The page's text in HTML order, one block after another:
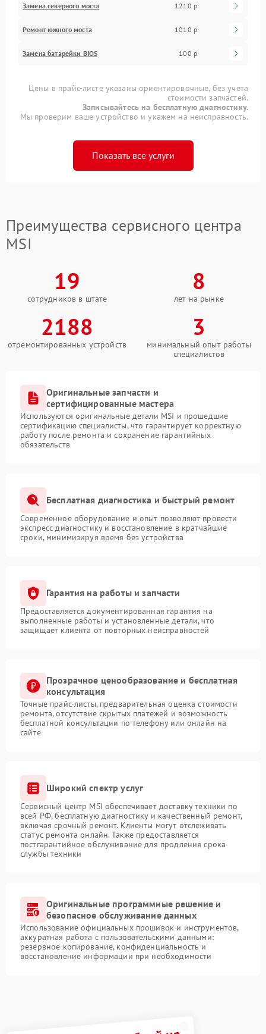
Замена северного моста 1210 р
Ремонт южного моста 1010 р
Замена батарейки BIOS 100 р
Цены в прайс-листе указаны ориентировочные, без учета
стоимости запчастей.
Записывайтесь на бесплатную диагностику.
Мы проверим ваше устройство и укажем на неисправность.
Показать все услуги
Преимущества сервисного центра
MSI
19
сотрудников в штате
8
лет на рынке
2188
отремонтированных устройств
3
минимальный опыт работы
специалистов
Оригинальные запчасти и
сертифицированные мастера
Используются оригинальные детали MSI и прошедшие
сертификацию специалисты, что гарантирует корректную
работу после ремонта и сохранение гарантийных
обязательств
Бесплатная диагностика и быстрый ремонт
Современное оборудование и опыт позволяют провести
экспресс-диагностику и восстановление в кратчайшие
сроки, минимизируя время без устройства
Гарантия на работы и запчасти
Предоставляется документированная гарантия на
выполненные работы и установленные детали, что
защищает клиента от повторных неисправностей
Прозрачное ценообразование и бесплатная
консультация
Точные прайс-листы, предварительная оценка стоимости
ремонта, отсутствие скрытых платежей и возможность
бесплатной консультации по телефону или онлайн на
сайте
Широкий спектр услуг
Сервисный центр MSI обеспечивает доставку техники по
всей РФ, бесплатную диагностику и качественный ремонт,
включая срочный ремонт. Клиенты могут отслеживать
статус ремонта онлайн. Также предоставляется
постгарантийное обслуживание для продления срока
службы техники
Оригинальные программные решение и
безопасное обслуживание данных
Использование официальных прошивок и инструментов,
аккуратная работа с пользовательскими данными:
резервное копирование, конфиденциальность и
восстановление информации при необходимости